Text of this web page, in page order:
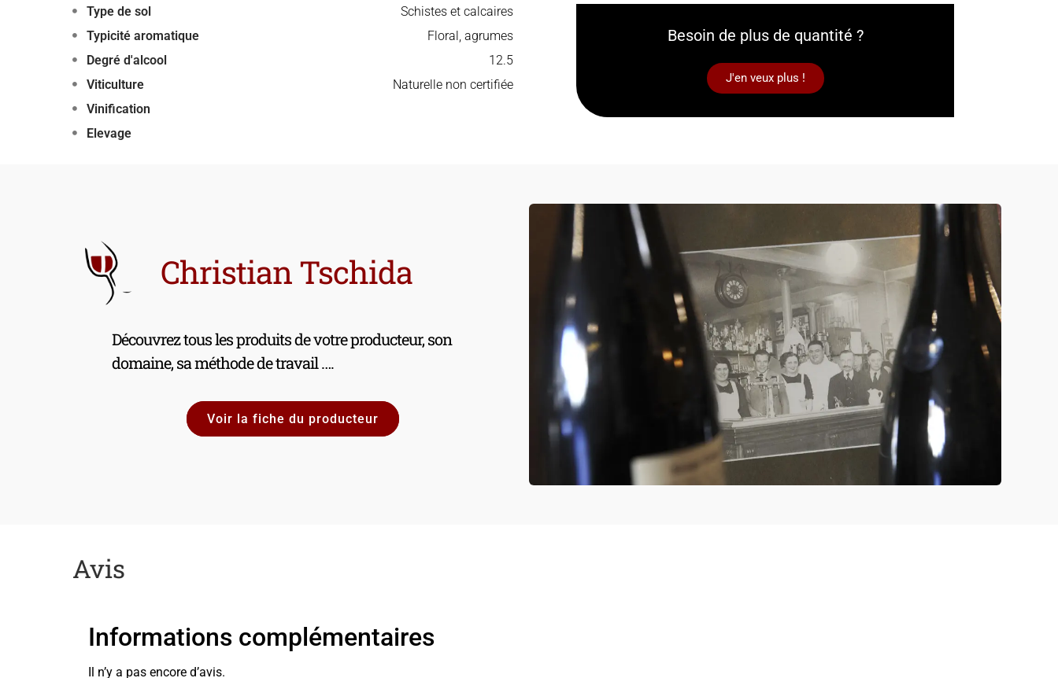
Type de sol
Schistes et calcaires
Typicité aromatique
Floral, agrumes
Degré d'alcool
12.5
Viticulture
Naturelle non certifiée
Vinification
Elevage
Besoin de plus de quantité ?
J'en veux plus !
Christian Tschida
Découvrez tous les produits de votre producteur, son
domaine, sa méthode de travail ….
Avis
Informations complémentaires
Il n’y a pas encore d’avis.